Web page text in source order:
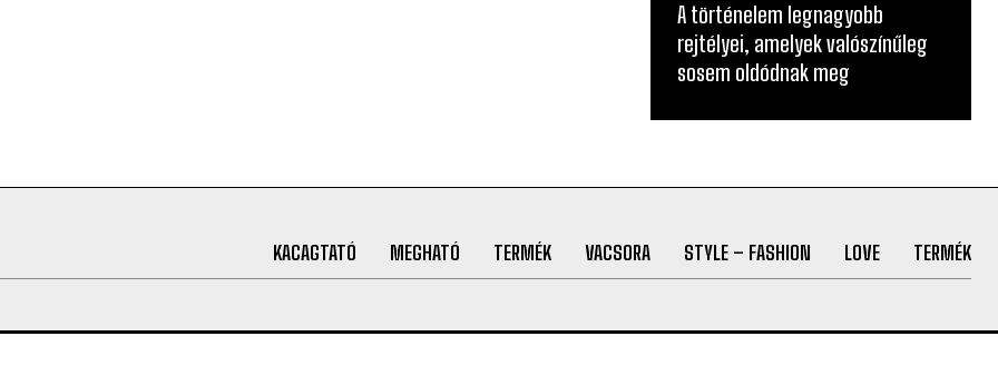
A történelem legnagyobb
rejtélyei, amelyek valószínűleg
sosem oldódnak meg
KACAGTATÓ MEGHATÓ TERMÉK VACSORA STYLE – FASHION LOVE TERMÉK